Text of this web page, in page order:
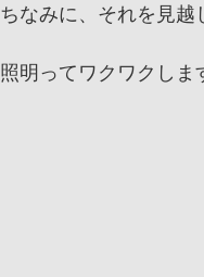
ちなみに、それを見越
照明ってワクワクしま